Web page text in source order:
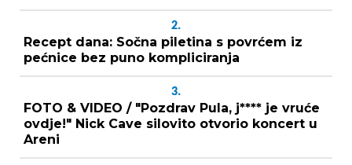
2.
Recept dana: Sočna piletina s povrćem iz
pećnice bez puno kompliciranja
3.
FOTO & VIDEO / "Pozdrav Pula, j**** je vruće
ovdje!" Nick Cave silovito otvorio koncert u
Areni